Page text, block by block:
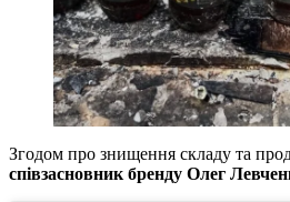
Згодом про знищення складу та
співзасновник бренду Олег